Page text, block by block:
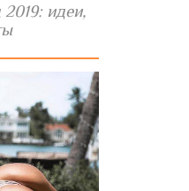
идеи,